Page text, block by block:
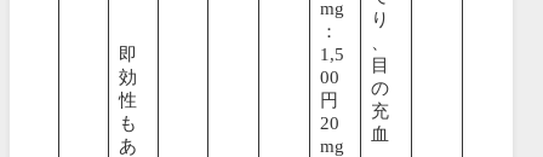
即
効
性
も
あ
mg
：
1,5
00
円
20
mg
り
目
の
充
血